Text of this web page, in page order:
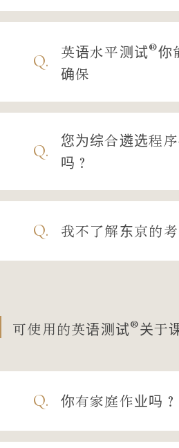
Q.
英语水平测试®你
确保
Q.
您为综合遴选程
吗？
Q. 我不了解东京的考
可使用的英语测试®关于
Q. 你有家庭作业吗？